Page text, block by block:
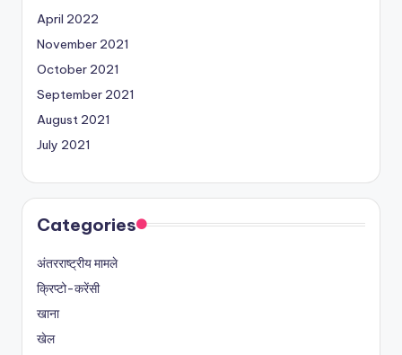
April 2022
November 2021
October 2021
September 2021
August 2021
July 2021
Categories
अंतरराष्ट्रीय मामले
क्रिप्टो-करेंसी
खाना
खेल